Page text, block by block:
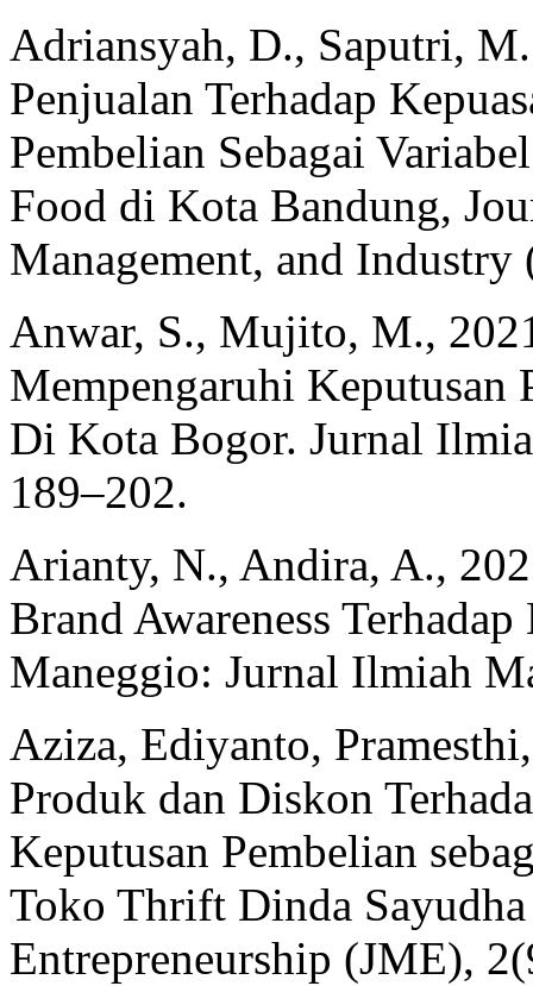
Adriansyah, D., Saputri,
Penjualan Terhadap
Pembelian Sebagai
Food di Kota Bandung,
Management, and
Anwar, S., Mujito, M.,
Mempengaruhi Keputusan
Di Kota Bogor. Jurnal
189–202.
Arianty, N., Andira, A.,
Brand Awareness
Maneggio: Jurnal Ilmiah
Aziza, Ediyanto,
Produk dan Diskon
Keputusan Pembelian
Toko Thrift Dinda
Entrepreneurship (JME),